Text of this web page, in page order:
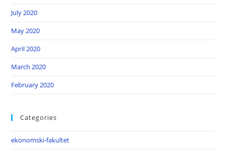
July 2020
May 2020
April 2020
March 2020
February 2020
Categories
ekonomski-fakultet